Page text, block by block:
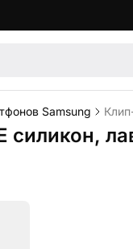
Samsung
силикон,